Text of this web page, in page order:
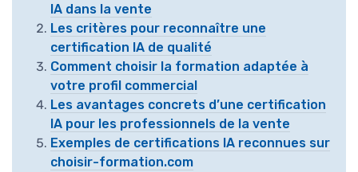
IA dans la vente
Les critères pour reconnaître une
certification IA de qualité
Comment choisir la formation adaptée à
votre profil commercial
Les avantages concrets d’une certification
IA pour les professionnels de la vente
Exemples de certifications IA reconnues sur
choisir-formation.com